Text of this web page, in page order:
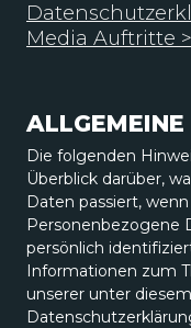
Media Auftritte >
Die folgenden
Überblick darüber,
Daten passiert,
Personenbezogene
persönlich
Informationen zum
unserer unter